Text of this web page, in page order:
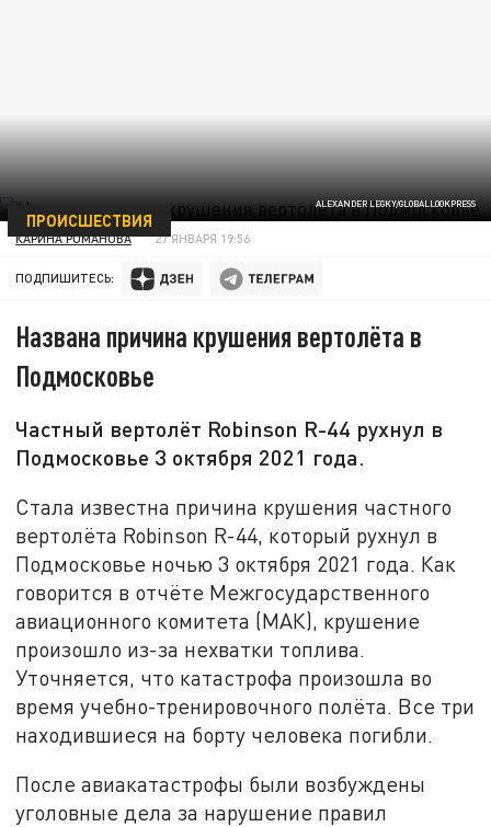
ALEXANDER LEGKY/GLOBALLOOKPRESS
ПРОИСШЕСТВИЯ
КАРИНА РОМАНОВА 27 ЯНВАРЯ 19:56
ПОДПИШИТЕСЬ:
Названа причина крушения вертолёта в
Подмосковье
Частный вертолёт Robinson R-44 рухнул в
Подмосковье 3 октября 2021 года.
Стала известна причина крушения частного
вертолёта Robinson R-44, который рухнул в
Подмосковье ночью 3 октября 2021 года. Как
говорится в отчёте Межгосударственного
авиационного комитета (МАК), крушение
произошло из-за нехватки топлива.
Уточняется, что катастрофа произошла во
время учебно-тренировочного полёта. Все три
находившиеся на борту человека погибли.
После авиакатастрофы были возбуждены
уголовные дела за нарушение правил